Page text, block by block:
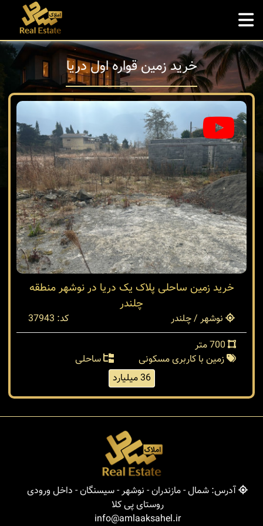
خرید زمین قواره اول دریا
خرید زمین ساحلی پلاک یک دریا در نوشهر منطقه
چلندر
نوشهر / چلندر
کد: 37943
زمین با کاربری مسکونی
ساحلی
36 میلیارد
آدرس: شمال - مازندران - نوشهر - سیسنگان - داخل ورودی
روستای پی کلا
info@amlaaksahel.ir